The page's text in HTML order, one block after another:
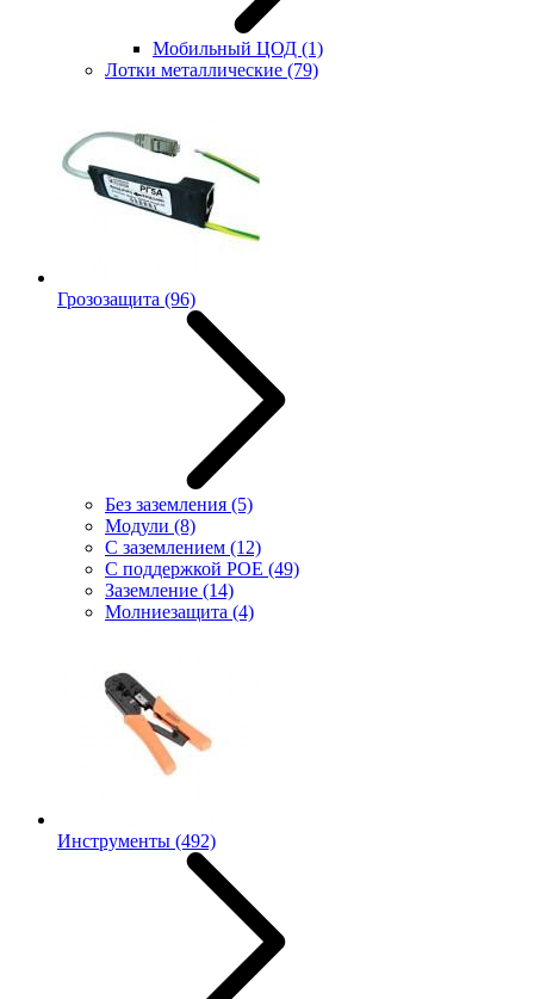
Мобильный ЦОД (1)
Лотки металлические (79)
Грозозащита (96)
Без заземления (5)
Модули (8)
С заземлением (12)
С поддержкой POE (49)
Заземление (14)
Молниезащита (4)
Инструменты (492)